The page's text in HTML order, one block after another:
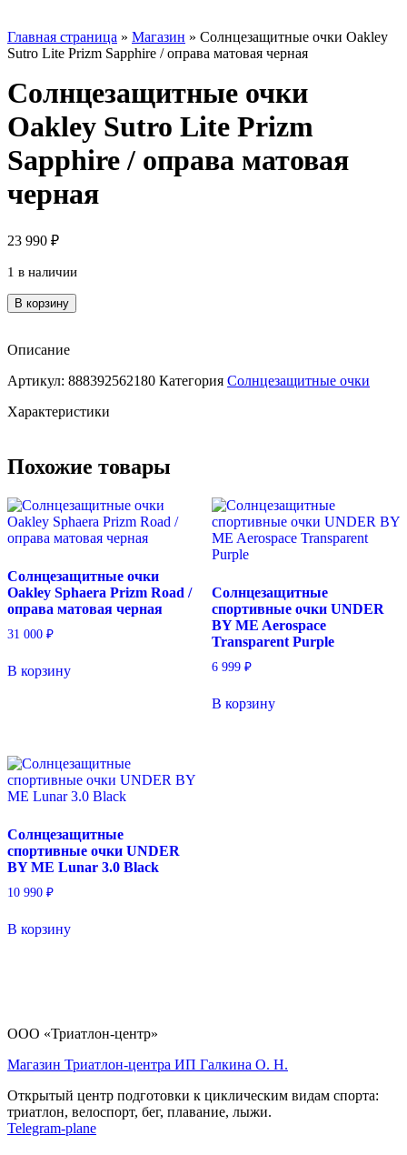
Главная страница » Магазин » Солнцезащитные очки Oakley
Sutro Lite Prizm Sapphire / оправа матовая черная
Солнцезащитные очки
Oakley Sutro Lite Prizm
Sapphire / оправа матовая
черная
23 990 ₽
1 в наличии
Количество
товара
очки
Sutro
Prizm
оправа
черная
В корзину
Описание
Артикул: 888392562180 Категория Солнцезащитные очки
Характеристики
Похожие товары
Солнцезащитные очки
Oakley Sphaera Prizm Road /
оправа матовая черная
31 000 ₽
В корзину
Солнцезащитные
спортивные очки UNDER
BY ME Aerospace
Transparent Purple
6 999 ₽
В корзину
Солнцезащитные
спортивные очки UNDER
BY ME Lunar 3.0 Black
10 990 ₽
В корзину
ООО «Триатлон-центр»
Магазин Триатлон-центра ИП Галкина О. Н.
Открытый центр подготовки к циклическим видам спорта:
триатлон, велоспорт, бег, плавание, лыжи.
Telegram-plane